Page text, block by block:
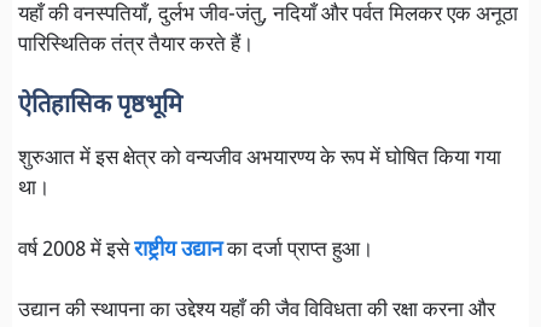
यहाँ की वनस्पतियाँ, दुर्लभ जीव-जंतु, नदियाँ और पर्वत मिलकर एक अनूठा
पारिस्थितिक तंत्र तैयार करते हैं।
ऐतिहासिक पृष्ठभूमि
शुरुआत में इस क्षेत्र को वन्यजीव अभयारण्य के रूप में घोषित किया गया
था।
वर्ष 2008 में इसेराष्ट्रीय उद्यानका दर्जा प्राप्त हुआ।
उद्यान की स्थापना का उद्देश्य यहाँ की जैव विविधता की रक्षा करना और